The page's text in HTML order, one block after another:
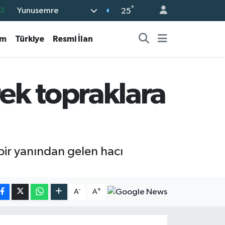
Yunusemre 25°
Türkiye Resmi İlan
topraklara
yanından gelen hacı
A- A+